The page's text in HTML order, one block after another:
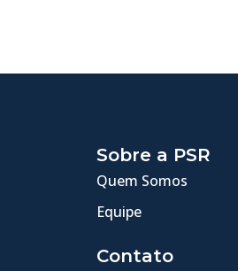
Sobre a PSR
Quem Somos
Equipe
Contato